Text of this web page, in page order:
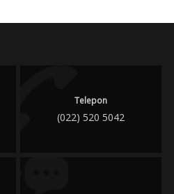
Telepon
(022) 520 5042